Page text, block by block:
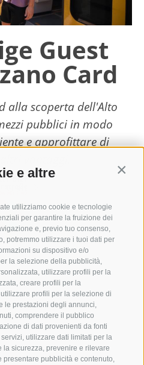
e altre
utilizziamo cookie e tecnologie
per garantire la fruizione dei
e, previo tuo consenso,
potremmo utilizzare i tuoi dati per
su dispositivo e/o
la selezione della pubblicità,
utilizzare profili per la
creare profili per la
profili per la selezione di
le prestazioni degli annunci,
comprendere il pubblico
di dati provenienti da fonti
utilizzare dati limitati per la
sicurezza, prevenire e rilevare
pubblicità e contenuto,
Guest
Card
alla scoperta dell'Alto
pubblici in modo
e approfittare di